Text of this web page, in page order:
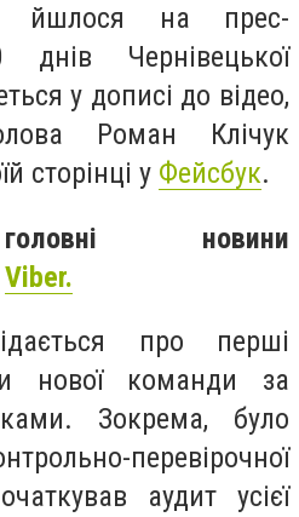
йшлося на прес-
днів Чернівецької
у дописі до відео,
Роман Клічук
сторінці у Фейсбук.
новини
Viber.
про перші
нової команди за
Зокрема, було
перевірочної
аудит усієї